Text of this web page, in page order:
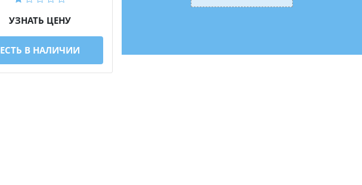
УЗНАТЬ ЦЕНУ
ЕСТЬ В НАЛИЧИИ